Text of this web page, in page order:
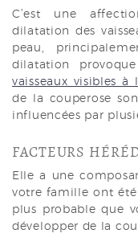
C’est une
dilatation des
peau,
dilatation
vaisseaux visibles à
de la couperose
influencées par
FACTEURS
Elle a une
votre famille ont
plus probable que
développer de la